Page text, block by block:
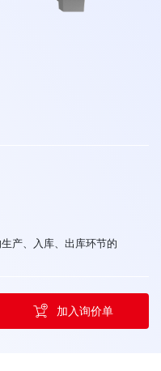
产、入库、出库环节的
加入询价单